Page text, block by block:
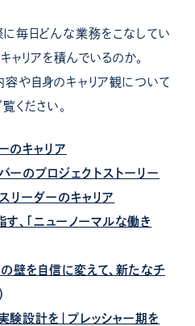
毎日どんな業務をこなしてい
ャリアを積んでいるのか。
や自身のキャリア観について
ください。
のキャリア
ーのプロジェクトストーリー
リーダーのキャリア
、「ニューノーマルな働き
壁を自信に変えて、新たなチ
験設計を｜プレッシャー期を